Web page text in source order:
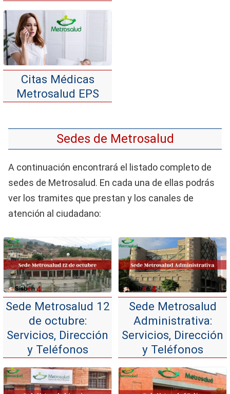
Citas Médicas
Metrosalud EPS
Sedes de Metrosalud
A continuación encontrará el listado completo de
sedes de Metrosalud. En cada una de ellas podrás
ver los tramites que prestan y los canales de
atención al ciudadano:
Sede Metrosalud 12
de octubre:
Servicios, Dirección
y Teléfonos
Sede Metrosalud
Administrativa:
Servicios, Dirección
y Teléfonos